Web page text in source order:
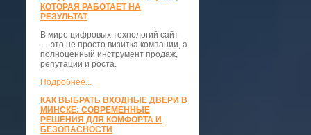
КОТОРАЯ РАБОТАЕТ НА
РЕЗУЛЬТАТ
В мире цифровых технологий сайт
— это не просто визитка компании, а
полноценный инструмент продаж,
репутации и роста.
Подробнее...
КАК ВЫБРАТЬ ВХОДНЫЕ ДВЕРИ В
МИНСКЕ: СОВРЕМЕННЫЕ
РЕШЕНИЯ ДЛЯ КОМФОРТА И
БЕЗОПАСНОСТИ